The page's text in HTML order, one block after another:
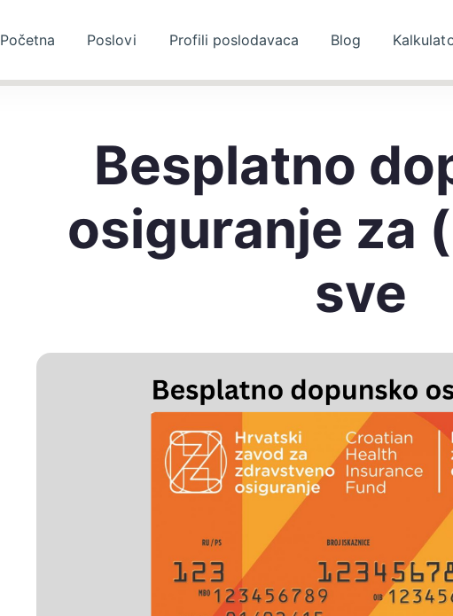
Početna Poslovi Profili poslodavaca Blog
Besplatno
osiguranje za
sve